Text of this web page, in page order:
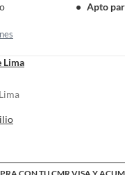
Apto
Lima
CON TU CMR VISA Y